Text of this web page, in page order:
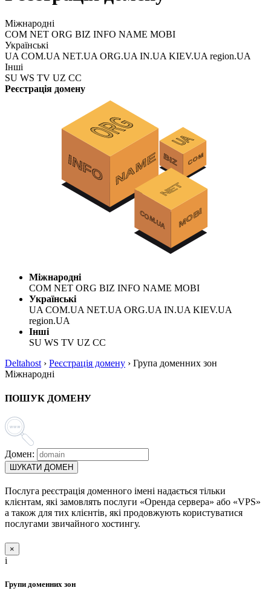
Міжнародні
COM NET ORG BIZ INFO NAME MOBI
Українські
UA COM.UA NET.UA ORG.UA IN.UA KIEV.UA region.UA
Інші
SU WS TV UZ CC
Реєстрація домену
Міжнародні
COM NET ORG BIZ INFO NAME MOBI
Українські
UA COM.UA NET.UA ORG.UA IN.UA KIEV.UA
region.UA
Інші
SU WS TV UZ CC
Deltahost › Реєстрація домену › Група доменних зон
Міжнародні
ПОШУК ДОМЕНУ
Домен:
ШУКАТИ ДОМЕН
Послуга реєстрація доменного імені надається тільки
клієнтам, які замовлять послуги «Оренда сервера» або «VPS»
а також для тих клієнтів, які продовжують користуватися
послугами звичайного хостингу.
×
i
Групи доменних зон